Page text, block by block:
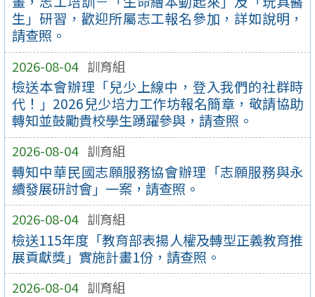
生」研習，歡迎所屬志工報名參加，詳如說明，
請查照。
2026-08-04 訓育組
檢送本會辦理「兒少上線中，登入我們的社群時
代！」2026兒少培力工作坊報名簡章，敬請協助
轉知並鼓勵貴校學生踴躍參與，請查照。
2026-08-04 訓育組
轉知中華民國志願服務協會辦理「志願服務與永
續發展研討會」一案，請查照。
2026-08-04 訓育組
檢送115年度「教育部表揚人權及轉型正義教育推
展貢獻獎」實施計畫1份，請查照。
2026-08-04 訓育組